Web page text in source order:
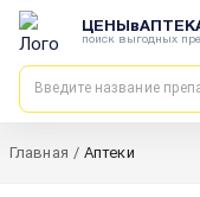
поиск выгодных
Главная / Аптеки